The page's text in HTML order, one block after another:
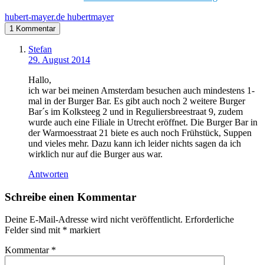
hubert-mayer.de hubertmayer
1 Kommentar
Stefan
29. August 2014
Hallo,
ich war bei meinen Amsterdam besuchen auch mindestens 1-
mal in der Burger Bar. Es gibt auch noch 2 weitere Burger
Bar´s im Kolksteeg 2 und in Reguliersbreestraat 9, zudem
wurde auch eine Filiale in Utrecht eröffnet. Die Burger Bar in
der Warmoesstraat 21 biete es auch noch Frühstück, Suppen
und vieles mehr. Dazu kann ich leider nichts sagen da ich
wirklich nur auf die Burger aus war.
Antworten
Schreibe einen Kommentar
Deine E-Mail-Adresse wird nicht veröffentlicht. Erforderliche
Felder sind mit * markiert
Kommentar *